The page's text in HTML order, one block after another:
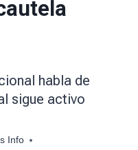
habla de
sigue activo
Info